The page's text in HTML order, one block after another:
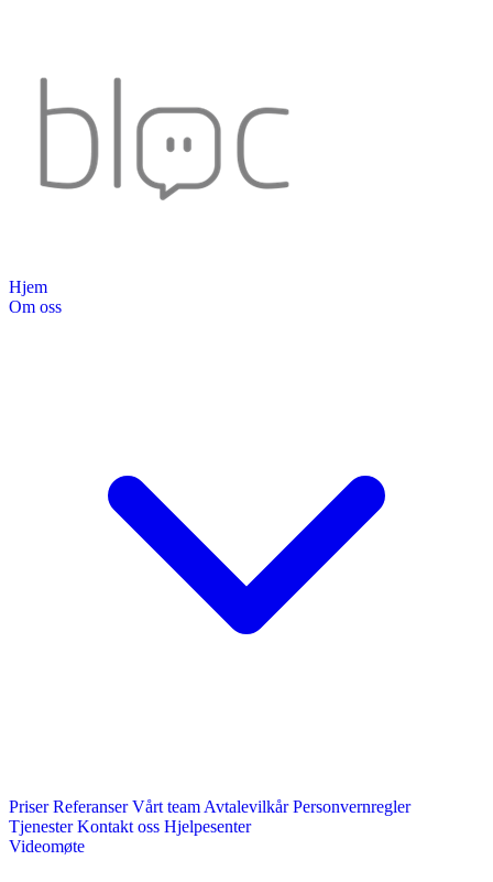
Hjem
Om oss
Priser Referanser Vårt team Avtalevilkår Personvernregler
Tjenester Kontakt oss Hjelpesenter
Videomøte